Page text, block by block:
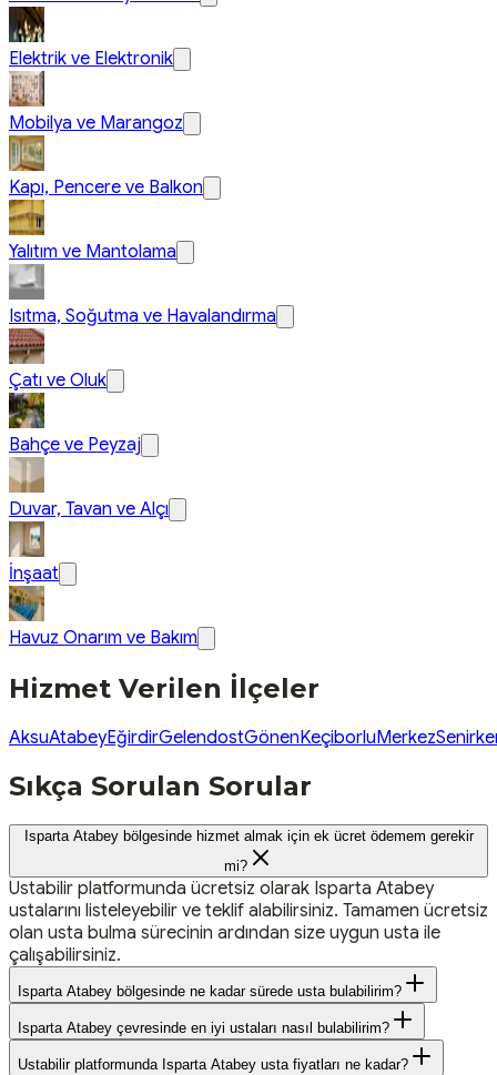
Elektrik ve Elektronik
Mobilya ve Marangoz
Kapı, Pencere ve Balkon
Yalıtım ve Mantolama
Isıtma, Soğutma ve Havalandırma
Çatı ve Oluk
Bahçe ve Peyzaj
Duvar, Tavan ve Alçı
İnşaat
Havuz Onarım ve Bakım
Hizmet Verilen İlçeler
AksuAtabeyEğirdirGelendostGönenKeçiborluMerkez
Sıkça Sorulan Sorular
Isparta Atabey bölgesinde hizmet almak için ek ücret ödemem gerekir
mi?
Ustabilir platformunda ücretsiz olarak Isparta Atabey
ustalarını listeleyebilir ve teklif alabilirsiniz. Tamamen ücretsiz
olan usta bulma sürecinin ardından size uygun usta ile
çalışabilirsiniz.
Isparta Atabey bölgesinde ne kadar sürede usta bulabilirim?
Isparta Atabey çevresinde en iyi ustaları nasıl bulabilirim?
Ustabilir platformunda Isparta Atabey usta fiyatları ne kadar?